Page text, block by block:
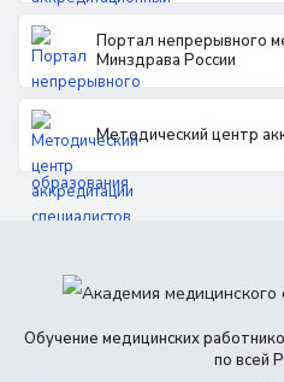
8 (800) 350 9867
amo@24amo.ru
Перейти на портал
Портал непрерывного
Минздрава России
Методический центр
Обучение медицинских
по всей